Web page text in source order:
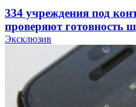
334 учреждения под
проверяют готовность
учебному году
Покушение на убийство
напала на незнакомую
Эксклюзив